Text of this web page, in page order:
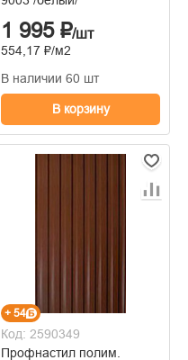
1 995 ₽/шт
554,17 ₽/м2
В наличии 60 шт
В корзину
+ 54
Код: 2590349
Профнастил полим.